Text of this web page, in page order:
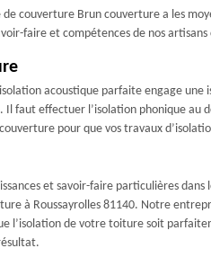
couverture Brun couverture a les
faire et compétences de nos artisans
acoustique parfaite engage une
faut effectuer l’isolation phonique
pour que vos travaux
et savoir-faire particulières
à Roussayrolles 81140. Notre
l’isolation de votre toiture soit